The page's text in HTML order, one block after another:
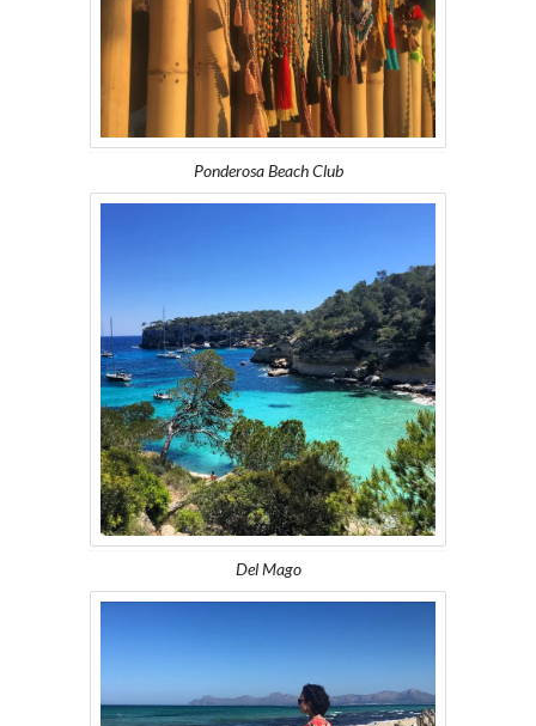
Ponderosa Beach Club
Del Mago